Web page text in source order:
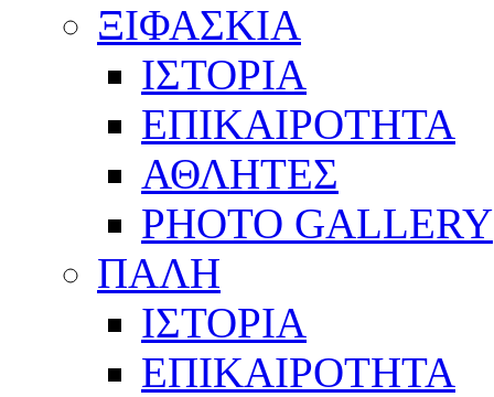
ΞΙΦΑΣΚΙΑ
ΙΣΤΟΡΙΑ
ΕΠΙΚΑΙΡΟΤΗΤΑ
ΑΘΛΗΤΕΣ
PHOTO GALLERY
ΠΑΛΗ
ΙΣΤΟΡΙΑ
ΕΠΙΚΑΙΡΟΤΗΤΑ